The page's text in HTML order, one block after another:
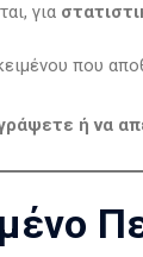
για
που
ή να